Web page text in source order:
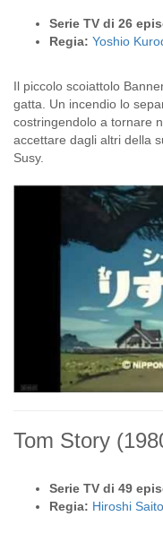
Serie TV di 26
Regia: Yoshio
Il piccolo scoiattolo
gatta. Un incendio lo
costringendolo a tornare
accettare dagli altri della
Susy.
Tom Story
Serie TV di 49
Regia: Hiroshi Saito